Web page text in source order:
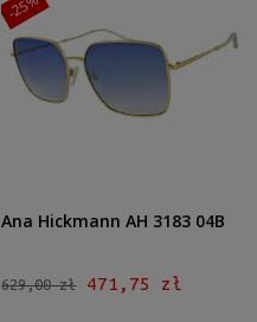
Ana Hickmann AH 3183 04B
629,00 zł 471,75 zł